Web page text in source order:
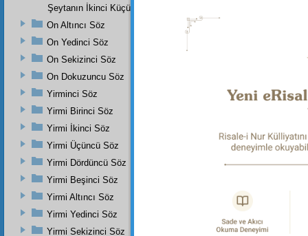
ve
Dipnot-1
"Eğer
Sûresi,
Şeytanın İkinci Küçük Bir İtirazı
On Altıncı Söz
On Yedinci Söz
On Sekizinci Söz
On Dokuzuncu Söz
Yirminci Söz
Yirmi Birinci Söz
Yirmi İkinci Söz
Yirmi Üçüncü Söz
Yirmi Dördüncü Söz
Yirmi Beşinci Söz
Yirmi Altıncı Söz
Yirmi Yedinci Söz
Yirmi Sekizinci Söz